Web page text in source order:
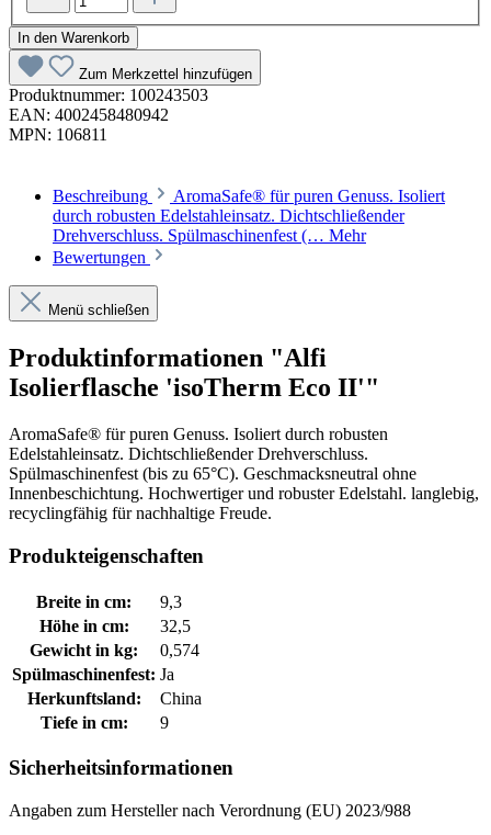
In den Warenkorb
Zum Merkzettel hinzufügen
Produktnummer: 100243503
EAN: 4002458480942
MPN: 106811
Beschreibung
AromaSafe® für puren Genuss. Isoliert
durch robusten Edelstahleinsatz. Dichtschließender
Drehverschluss. Spülmaschinenfest (… Mehr
Bewertungen
Menü schließen
Produktinformationen "Alfi
Isolierflasche 'isoTherm Eco II'"
AromaSafe® für puren Genuss. Isoliert durch robusten
Edelstahleinsatz. Dichtschließender Drehverschluss.
Spülmaschinenfest (bis zu 65°C). Geschmacksneutral ohne
Innenbeschichtung. Hochwertiger und robuster Edelstahl. langlebig,
recyclingfähig für nachhaltige Freude.
Produkteigenschaften
Breite in cm:
9,3
Höhe in cm:
32,5
Gewicht in kg:
0,574
Spülmaschinenfest: Ja
Herkunftsland:
China
Tiefe in cm:
9
Sicherheitsinformationen
Angaben zum Hersteller nach Verordnung (EU) 2023/988